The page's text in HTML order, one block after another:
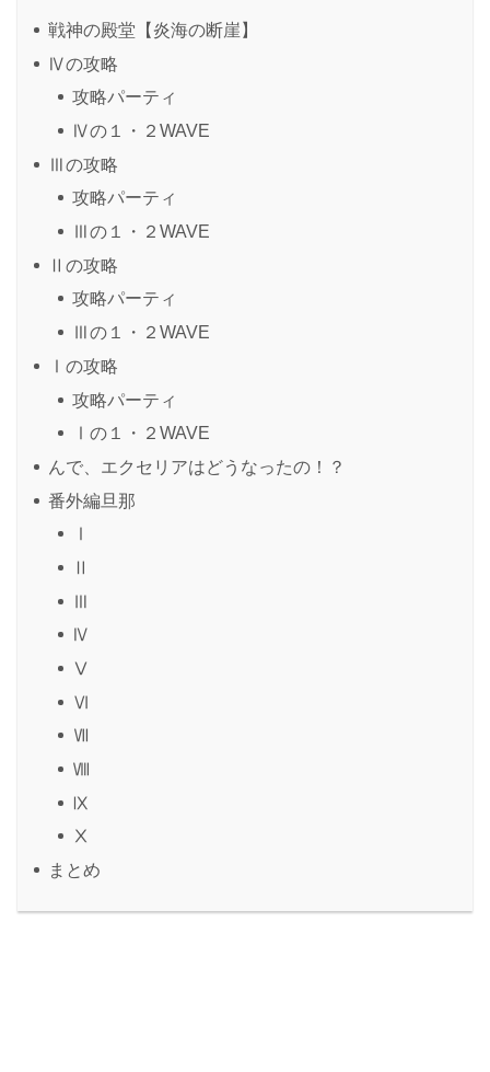
戦神の殿堂【炎海の断崖】
Ⅳの攻略
攻略パーティ
Ⅳの１・２WAVE
Ⅲの攻略
攻略パーティ
Ⅲの１・２WAVE
Ⅱの攻略
攻略パーティ
Ⅲの１・２WAVE
Ⅰの攻略
攻略パーティ
Ⅰの１・２WAVE
んで、エクセリアはどうなったの！？
番外編旦那
Ⅰ
Ⅱ
Ⅲ
Ⅳ
Ⅴ
Ⅵ
Ⅶ
Ⅷ
Ⅸ
Ⅹ
まとめ